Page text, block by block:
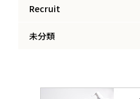
Recruit
未分類